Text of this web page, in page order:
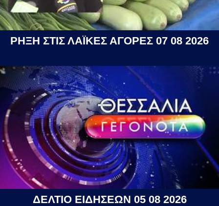
ΡΗΞΗ ΣΤΙΣ ΛΑΪΚΕΣ ΑΓΟΡΕΣ 07 08 2026
ΔΕΛΤΙΟ ΕΙΔΗΣΕΩΝ 05 08 2026